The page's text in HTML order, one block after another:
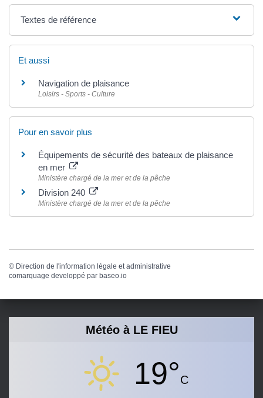
Textes de référence
Et aussi
Navigation de plaisance
Loisirs - Sports - Culture
Pour en savoir plus
Équipements de sécurité des bateaux de plaisance
en mer
Ministère chargé de la mer et de la pêche
Division 240
Ministère chargé de la mer et de la pêche
© Direction de l'information légale et administrative
comarquage developpé par baseo.io
Météo à LE FIEU
19°C